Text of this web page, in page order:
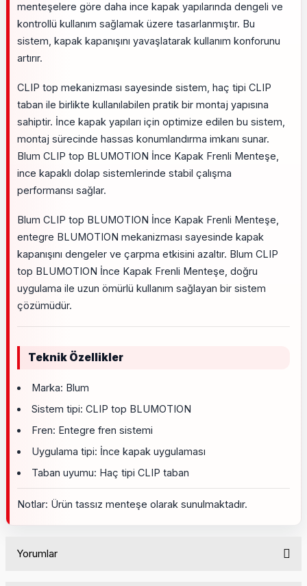
menteşelere göre daha ince kapak yapılarında dengeli ve
kontrollü kullanım sağlamak üzere tasarlanmıştır. Bu
sistem, kapak kapanışını yavaşlatarak kullanım konforunu
artırır.
CLIP top mekanizması sayesinde sistem, haç tipi CLIP
taban ile birlikte kullanılabilen pratik bir montaj yapısına
sahiptir. İnce kapak yapıları için optimize edilen bu sistem,
montaj sürecinde hassas konumlandırma imkanı sunar.
Blum CLIP top BLUMOTION İnce Kapak Frenli Menteşe,
ince kapaklı dolap sistemlerinde stabil çalışma
performansı sağlar.
Blum CLIP top BLUMOTION İnce Kapak Frenli Menteşe,
entegre BLUMOTION mekanizması sayesinde kapak
kapanışını dengeler ve çarpma etkisini azaltır. Blum CLIP
top BLUMOTION İnce Kapak Frenli Menteşe, doğru
uygulama ile uzun ömürlü kullanım sağlayan bir sistem
çözümüdür.
Teknik Özellikler
Marka: Blum
Sistem tipi: CLIP top BLUMOTION
Fren: Entegre fren sistemi
Uygulama tipi: İnce kapak uygulaması
Taban uyumu: Haç tipi CLIP taban
Notlar: Ürün tassız menteşe olarak sunulmaktadır.
Yorumlar